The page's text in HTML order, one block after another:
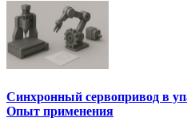
Синхронный сервопривод в
Опыт применения